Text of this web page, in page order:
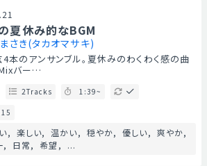
夏休み的なBGM
さき(タカオマサキ)
4本のアンサンブル。夏休みのわくわく感の曲
バー…
2Tracks
1:39~
楽しい 温かい 穏やか 優しい
爽やか
日常 希望 ...